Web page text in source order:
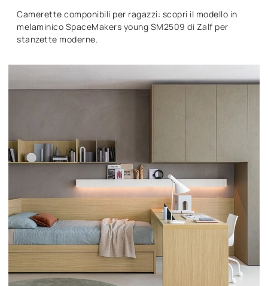
Camerette componibili per ragazzi: scopri il modello in
melaminico SpaceMakers young SM2509 di Zalf per
stanzette moderne.